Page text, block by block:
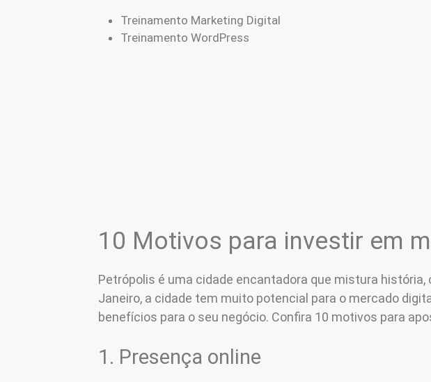
Treinamento Marketing Digital
Treinamento WordPress
10 Motivos para investir em
Petrópolis é uma cidade encantadora que mistura
Janeiro, a cidade tem muito potencial para o mercado
benefícios para o seu negócio. Confira 10 motivos para
1. Presença online